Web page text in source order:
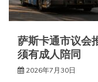
萨斯卡通市议会
须有成人陪同
2026年7月30日